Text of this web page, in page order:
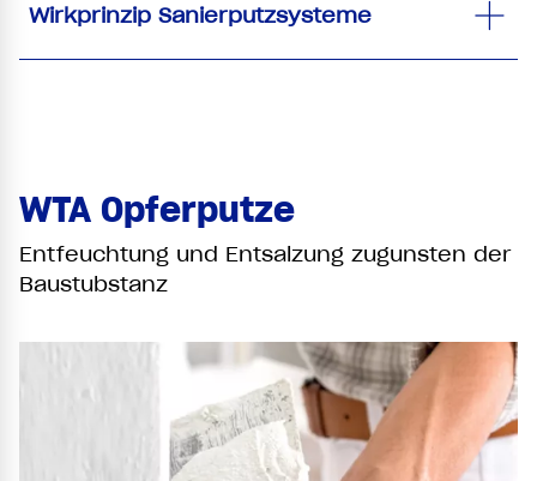
Wirkprinzip Sanierputzsysteme
WTA Opferputze
Entfeuchtung und Entsalzung zugunsten der
Baustubstanz